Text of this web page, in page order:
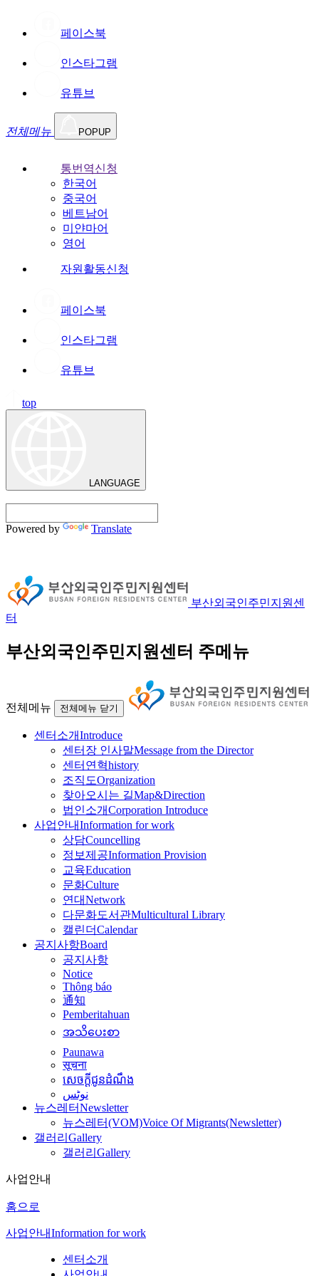
페이스북
인스타그램
유튜브
전체메뉴 POPUP
통번역신청
한국어
중국어
베트남어
미얀마어
영어
자원활동신청
페이스북
인스타그램
유튜브
top
LANGUAGE
Powered by Translate
부산외국인주민지원센
터
부산외국인주민지원센터 주메뉴
전체메뉴 전체메뉴 닫기
센터소개Introduce
센터장 인사말Message from the Director
센터연혁history
조직도Organization
찾아오시는 길Map&Direction
법인소개Corporation Introduce
사업안내Information for work
상담Councelling
정보제공Information Provision
교육Education
문화Culture
연대Network
다문화도서관Multicultural Library
캘린더Calendar
공지사항Board
공지사항
Notice
Thông báo
通知
Pemberitahuan
အသိပေးစာ
Paunawa
सूचना
សេចក្តីជូនដំណឹង
نوٹس
뉴스레터Newsletter
뉴스레터(VOM)Voice Of Migrants(Newsletter)
갤러리 Gallery
갤러리 Gallery
사업안내
홈으로
사업안내Information for work
센터소개